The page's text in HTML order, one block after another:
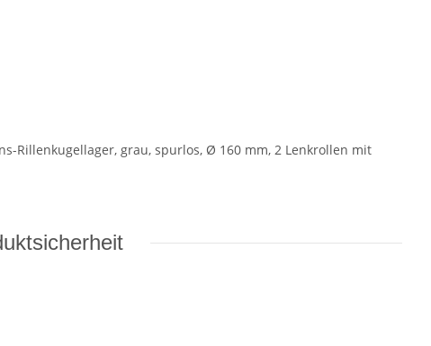
Rillenkugellager, grau, spurlos, Ø 160 mm, 2 Lenkrollen mit